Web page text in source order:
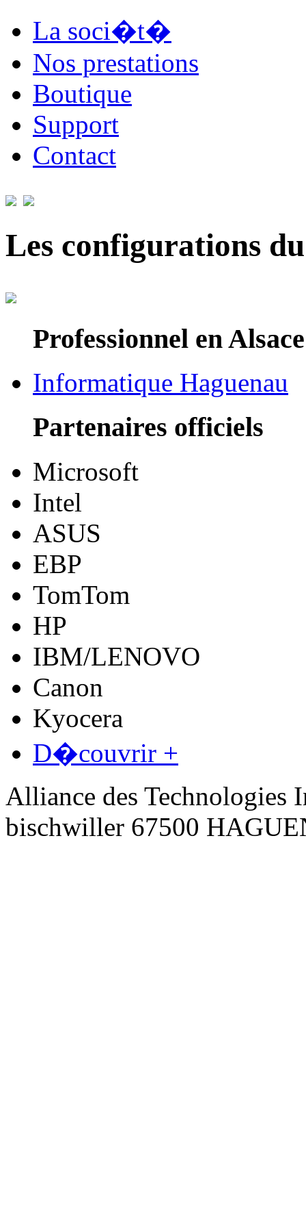
La soci�t�
Nos prestations
Boutique
Support
Contact
Les configurations
Professionnel en Alsace
Informatique Haguenau
Partenaires officiels
Microsoft
Intel
ASUS
EBP
TomTom
HP
IBM/LENOVO
Canon
Kyocera
D�couvrir +
Alliance des Technologies
bischwiller 67500